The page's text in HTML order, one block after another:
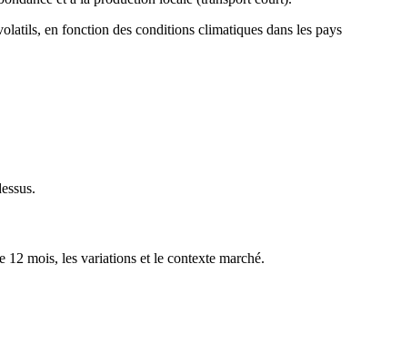
en fonction des conditions climatiques dans les pays
12 mois, les variations et le contexte marché.